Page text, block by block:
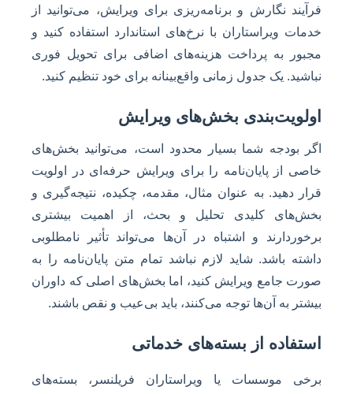
فرآیند نگارش و برنامه‌ریزی برای ویرایش، می‌توانید از
خدمات ویراستاران با نرخ‌های استاندارد استفاده کنید و
مجبور به پرداخت هزینه‌های اضافی برای تحویل فوری
نباشید. یک جدول زمانی واقع‌بینانه برای خود تنظیم کنید.
اولویت‌بندی بخش‌های ویرایش
اگر بودجه شما بسیار محدود است، می‌توانید بخش‌های
خاصی از پایان‌نامه را برای ویرایش حرفه‌ای در اولویت
قرار دهید. به عنوان مثال، مقدمه، چکیده، نتیجه‌گیری و
بخش‌های کلیدی تحلیل و بحث، از اهمیت بیشتری
برخوردارند و اشتباه در آن‌ها می‌تواند تأثیر نامطلوبی
داشته باشد. شاید لازم نباشد تمام متن پایان‌نامه را به
صورت جامع ویرایش کنید، اما بخش‌های اصلی که داوران
بیشتر به آن‌ها توجه می‌کنند، باید بی‌عیب و نقص باشند.
استفاده از بسته‌های خدماتی
برخی موسسات یا ویراستاران فریلنسر، بسته‌های